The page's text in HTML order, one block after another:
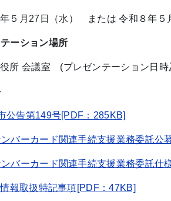
５月27日（水） または 令和８年５
ーション場所
所 会議室 (プレゼンテーション日時
公告第149号[PDF：285KB]
バーカード関連手続支援業務委託公
バーカード関連手続支援業務委託仕
報取扱特記事項[PDF：47KB]